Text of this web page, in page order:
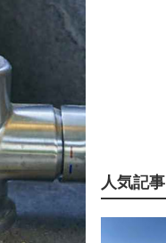
人気記事